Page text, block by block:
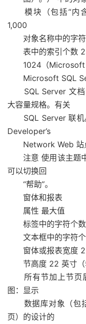
模块（包括“内含
1,000
对象名称中的字
表中的索引个数
1024（Microsoft
Microsoft SQL
SQL Server 文档
大容量规格。有关
SQL Server 联机
Developer’s
Network Web 站
注意 使用该主题中
可以切换回
“帮助”。
窗体和报表
属性 最大值
标签中的字符个
文本框中的字符
窗体或报表宽度 22
节高度 22 英寸（
所有节加上节页眉
图：显示
数据库对象（包括
页）的设计的